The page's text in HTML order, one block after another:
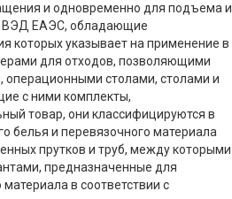
и одновременно для подъема и
ВЭД ЕАЭС, обладающие
которых указывает на применение в
для отходов, позволяющими
операционными столами, столами и
с ними комплекты,
товар, они классифицируются в
белья и перевязочного материала
прутков и труб, между которыми
предназначенные для
в соответствии с